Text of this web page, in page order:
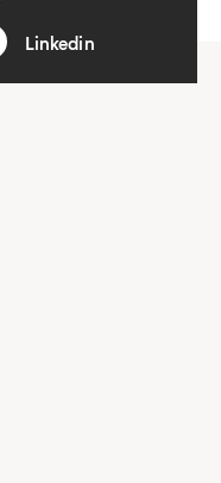
Linkedin